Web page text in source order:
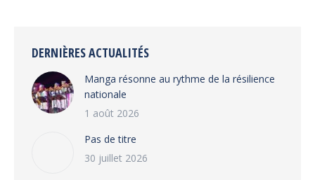
DERNIÈRES ACTUALITÉS
Manga résonne au rythme de la résilience
nationale
1 août 2026
Pas de titre
30 juillet 2026